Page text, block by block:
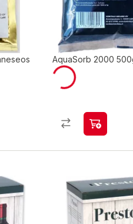
AquaSorb 2000